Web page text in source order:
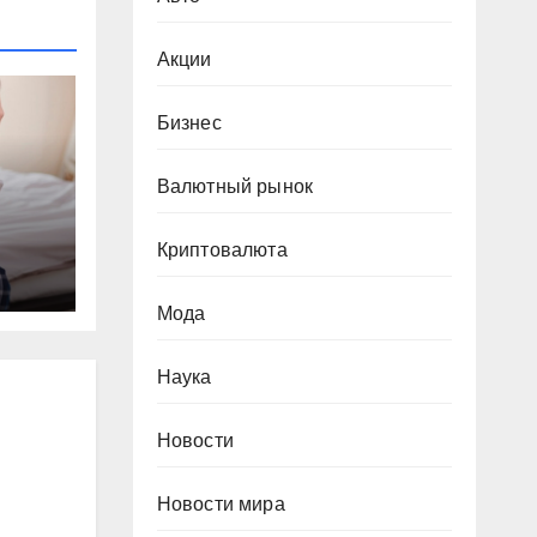
Акции
Бизнес
Валютный рынок
Криптовалюта
Мода
Наука
Новости
Новости мира